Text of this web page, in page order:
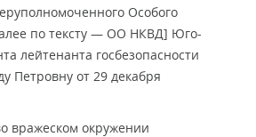
Особого
по тексту — ОО НКВД] Юго-
лейтенанта госбезопасности
Петровну от 29 декабря
вражеском окружении